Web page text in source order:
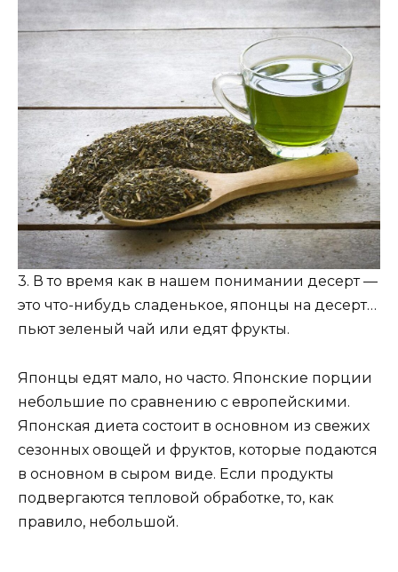
3. В то время как в нашем понимании десерт —
это что-нибудь сладенькое, японцы на десерт…
пьют зеленый чай или едят фрукты.
Японцы едят мало, но часто. Японские порции
небольшие по сравнению с европейскими.
Японская диета состоит в основном из свежих
сезонных овощей и фруктов, которые подаются
в основном в сыром виде. Если продукты
подвергаются тепловой обработке, то, как
правило, небольшой.